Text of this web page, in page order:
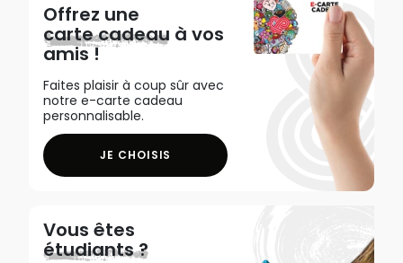
Offrez une
carte cadeau à vos
amis !
Faites plaisir à coup sûr avec
notre e-carte cadeau
personnalisable.
JE CHOISIS
Vous êtes
étudiants ?